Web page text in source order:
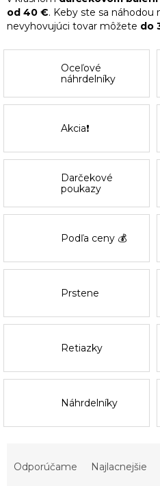
od 40 €. Keby ste sa náhodou
nevyhovujúci tovar môžete do
Oceľové
náhrdelníky
Akcia❗
Darčekové
poukazy
Podľa ceny 💰
Prstene
Retiazky
Náhrdelníky
Odporúčame Najlacnejšie